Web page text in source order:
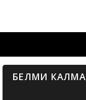
БЕЛМИ КАЛМА